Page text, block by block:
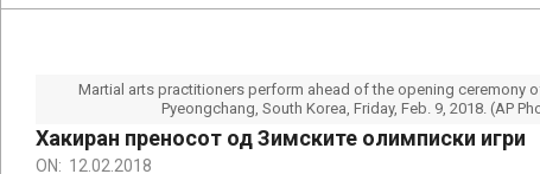
Martial arts practitioners perform ahead of the opening ceremony
Pyeongchang, South Korea, Friday, Feb. 9, 2018. (AP
Хакиран преносот од Зимските олимписки игри
ON: 12.02.2018